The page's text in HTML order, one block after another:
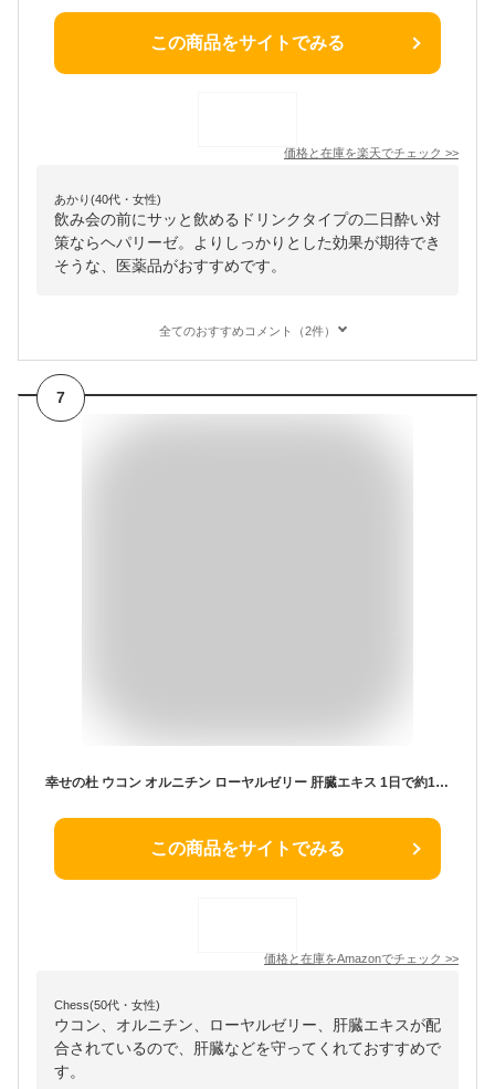
この商品をサイトでみる
価格と在庫を楽天でチェック >>
あかり(40代・女性)
飲み会の前にサッと飲めるドリンクタイプの二日酔い対
策ならヘパリーゼ。よりしっかりとした効果が期待でき
そうな、医薬品がおすすめです。
全てのおすすめコメント（2件）
7
幸せの杜 ウコン オルニチン ローヤルゼリー 肝臓エキス 1日で約1,370㎎ しじみ サプリ 180粒30日分
この商品をサイトでみる
価格と在庫をAmazonでチェック >>
Chess(50代・女性)
ウコン、オルニチン、ローヤルゼリー、肝臓エキスが配
合されているので、肝臓などを守ってくれておすすめで
す。